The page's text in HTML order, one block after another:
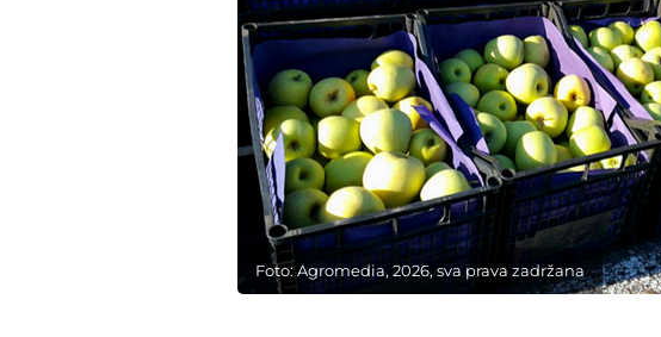
Foto: Agromedia, 2026, sva prava zadržana